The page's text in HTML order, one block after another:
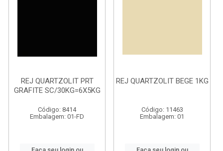
REJ QUARTZOLIT PRT
GRAFITE SC/30KG=6X5KG
Código: 8414
Embalagem: 01-FD
REJ QUARTZOLIT BEGE 1KG
Código: 11463
Embalagem: 01